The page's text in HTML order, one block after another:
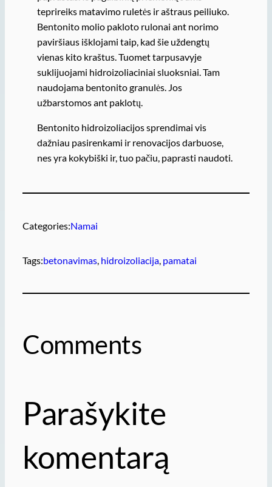
teprireiks matavimo ruletės ir aštraus peiliuko.
Bentonito molio pakloto rulonai ant norimo
paviršiaus išklojami taip, kad šie uždengtų
vienas kito kraštus. Tuomet tarpusavyje
suklijuojami hidroizoliaciniai sluoksniai. Tam
naudojama bentonito granulės. Jos
užbarstomos ant paklotų.
Bentonito hidroizoliacijos sprendimai vis
dažniau pasirenkami ir renovacijos darbuose,
nes yra kokybiški ir, tuo pačiu, paprasti naudoti.
Categories:Namai
Tags:betonavimas, hidroizoliacija, pamatai
Comments
Parašykite
komentarą